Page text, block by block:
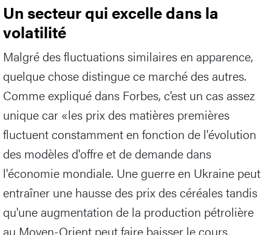
Un secteur qui excelle dans la
volatilité
Malgré des fluctuations similaires en apparence,
quelque chose distingue ce marché des autres.
Comme expliqué dans Forbes, c’est un cas assez
unique car «les prix des matières premières
fluctuent constamment en fonction de l'évolution
des modèles d'offre et de demande dans
l'économie mondiale. Une guerre en Ukraine peut
entraîner une hausse des prix des céréales tandis
qu'une augmentation de la production pétrolière
au Moyen-Orient peut faire baisser le cours